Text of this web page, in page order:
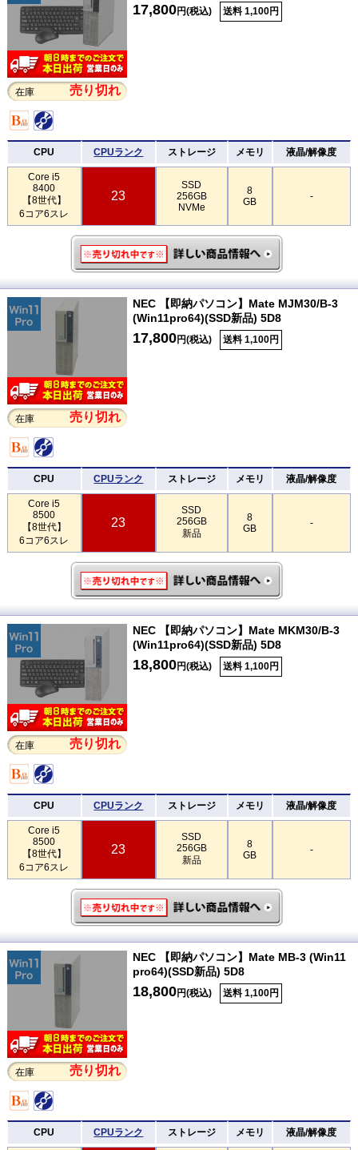
在庫 売り切れ
17,800円(税込) 送料 1,100円
CPU CPUランク ストレージ メモリ 液晶/解像度
Core i5
8400
【8世代】
6コア6スレ
23
SSD
256GB
NVMe
8
GB
-
在庫 売り切れ
NEC 【即納パソコン】Mate MJM30/B-3
(Win11pro64)(SSD新品) 5D8
17,800円(税込) 送料 1,100円
CPU CPUランク ストレージ メモリ 液晶/解像度
Core i5
8500
【8世代】
6コア6スレ
23
SSD
256GB
新品
8
GB
-
在庫 売り切れ
NEC 【即納パソコン】Mate MKM30/B-3
(Win11pro64)(SSD新品) 5D8
18,800円(税込) 送料 1,100円
CPU CPUランク ストレージ メモリ 液晶/解像度
Core i5
8500
【8世代】
6コア6スレ
23
SSD
256GB
新品
8
GB
-
在庫 売り切れ
NEC 【即納パソコン】Mate MB-3 (Win11
pro64)(SSD新品) 5D8
18,800円(税込) 送料 1,100円
CPU CPUランク ストレージ メモリ 液晶/解像度